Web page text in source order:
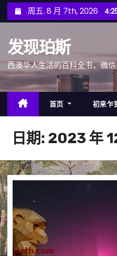
至
周五. 8 月 7th, 2026
发现珀斯
西澳华人生活的百科全书，微
首页 初来乍
日期: 2023 年